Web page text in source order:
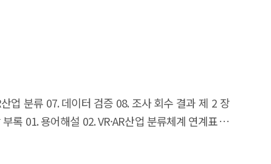
frameworks and ethical standards.
encompassing R&D, industrial ecosystem
Institute for Human-Centered Artificial
8th this year and provides a comprehensive
report and proposes our strategic response.
are notable in its competition with the United
to measure it. High-performance models have
AI utilization is leading to the development of
each country is increasing regulatory